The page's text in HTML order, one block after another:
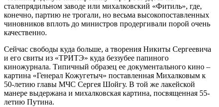
сталепрядильном заводе или михалковский «Фитиль», где,
конечно, партию не трогали, но весьма высокопоставленных
чиновников вплоть до министров продергивали порой очень
качественно.
Сейчас свободы куда больше, а творения Никиты Сергеевича
и его свиты из «ТРИТЭ» куда беззубее папиного
киножурнала. Типичный образец ее документального кино –
картина «Генерал Кожугетыч» поставленная Михалковым к
50-летию главы МЧС Сергея Шойгу. В той же лакейской
манере выдержана и михалковская картина, посвященная 55-
летию Путина.